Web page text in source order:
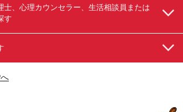
記を除く当社関連勤務地
士、心理カウンセラー、生活相談員または
す